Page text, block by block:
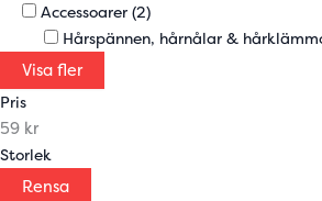
Accessoarer (2)
Hårspännen, hårnålar &
Visa fler
Pris
59 kr
Storlek
Rensa